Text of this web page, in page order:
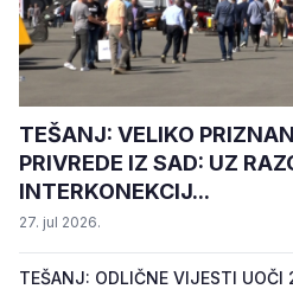
TEŠANJ: VELIKO
PRIVREDE IZ SAD: UZ
INTERKONEKCIJ...
27. jul 2026.
TEŠANJ: ODLIČNE VIJESTI UOČI